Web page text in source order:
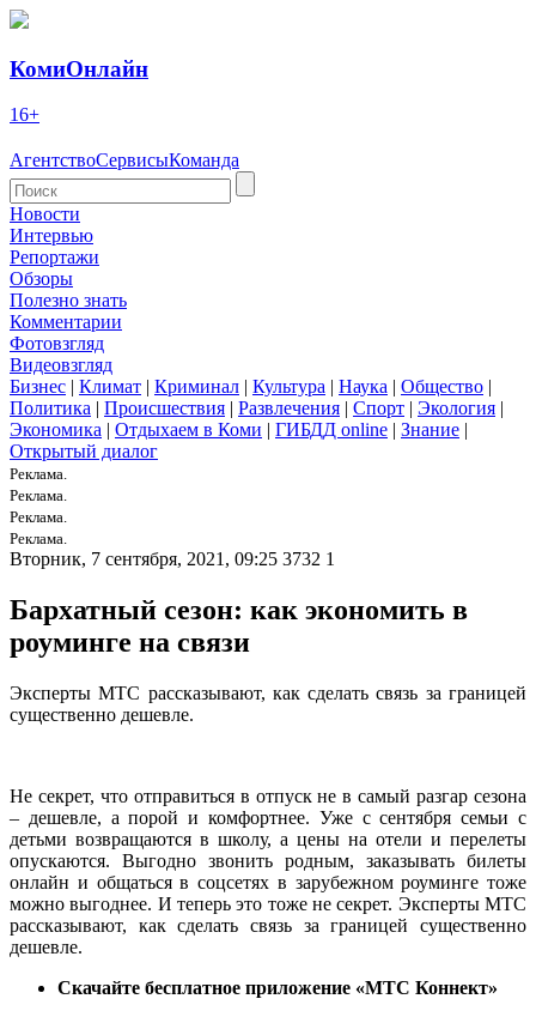
КомиОнлайн
16+
АгентствоСервисыКоманда
Новости
Интервью
Репортажи
Обзоры
Полезно знать
Комментарии
Фотовзгляд
Видеовзгляд
Бизнес | Климат | Криминал | Культура | Наука | Общество |
Политика | Происшествия | Развлечения | Спорт | Экология |
Экономика | Отдыхаем в Коми | ГИБДД online | Знание |
Открытый диалог
Реклама.
Реклама.
Реклама.
Реклама.
Вторник, 7 сентября, 2021, 09:25 3732 1
Бархатный сезон: как экономить в
роуминге на связи
Эксперты МТС рассказывают, как сделать связь за границей
существенно дешевле.
Не секрет, что отправиться в отпуск не в самый разгар сезона
– дешевле, а порой и комфортнее. Уже с сентября семьи с
детьми возвращаются в школу, а цены на отели и перелеты
опускаются. Выгодно звонить родным, заказывать билеты
онлайн и общаться в соцсетях в зарубежном роуминге тоже
можно выгоднее. И теперь это тоже не секрет. Эксперты МТС
рассказывают, как сделать связь за границей существенно
дешевле.
Скачайте бесплатное приложение «МТС Коннект»